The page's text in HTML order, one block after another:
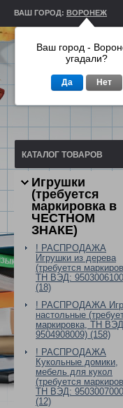
ВАШ ГОРОД: ВОРОНЕЖ
КАТАЛОГ ТОВАРОВ
Игрушки
(требуется
маркировка в
ЧЕСТНОМ
ЗНАКЕ)
! РАСПРОДАЖА
Игрушки из дерева
(требуется
ТН ВЭД:
(18)
! РАСПРОДАЖА
настольные
маркировка, ТН
9504908009) (158)
! РАСПРОДАЖА
Кукольные домики,
мебель для кукол
(требуется
ТН ВЭД:
(12)
Ваш город -
угадали?
Да Нет